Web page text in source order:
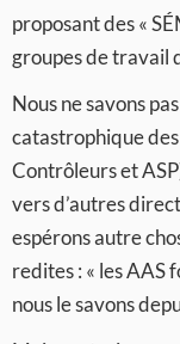
proposant des «
groupes de travail
Nous ne savons
catastrophique des
Contrôleurs et
vers d’autres
espérons autre
redites : « les
nous le savons